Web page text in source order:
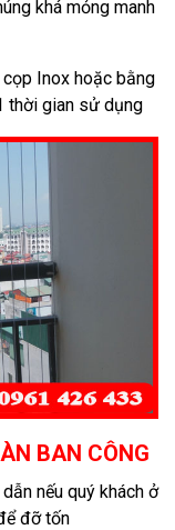
khá mỏng manh
Inox hoặc bằng
thời gian sử dụng
BAN CÔNG
nếu quý khách ở
đỡ tốn